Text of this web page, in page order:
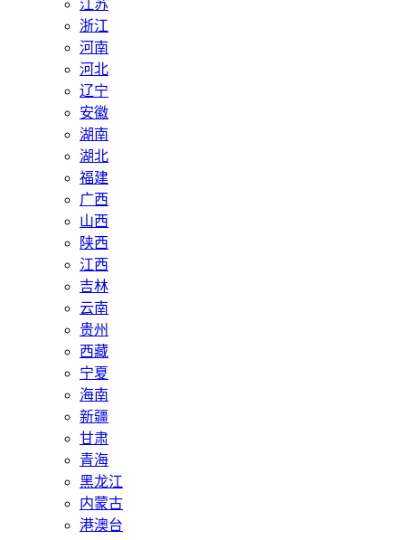
江苏
浙江
河南
河北
辽宁
安徽
湖南
湖北
福建
广西
山西
陕西
江西
吉林
云南
贵州
西藏
宁夏
海南
新疆
甘肃
青海
黑龙江
内蒙古
港澳台